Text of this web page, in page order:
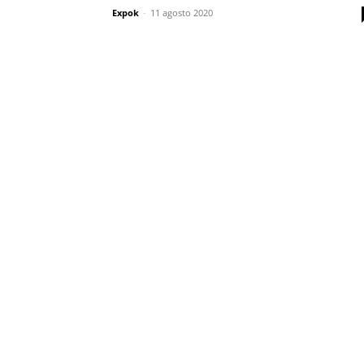
Expok - 11 agosto 2020